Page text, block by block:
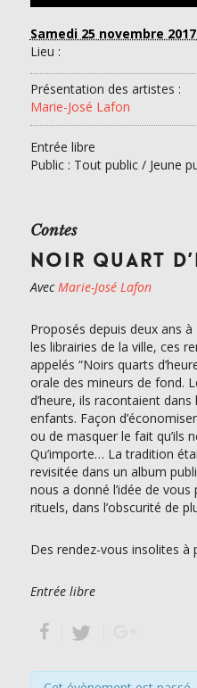
Samedi 25 novembre 2017
Lieu :
Présentation des artistes :
Marie-José Lafon
Entrée libre
Public : Tout public / Jeune
Contes
NOIR QUART
Avec Marie-José Lafon
Proposés depuis deux ans
les librairies de la ville, ces
appelés “Noirs quarts
orale des mineurs de fond.
d’heure, ils racontaient
enfants. Façon
ou de masquer le fait qu’ils
Qu’importe… La tradition
revisitée dans un album
nous a donné l’idée de
rituels, dans l’obscurité de
Des rendez-vous insolites à
Entrée libre